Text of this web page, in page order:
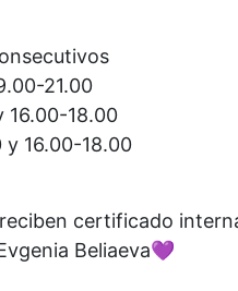
21.00
16.00-18.00
y 16.00-18.00
certificado
Beliaeva💜